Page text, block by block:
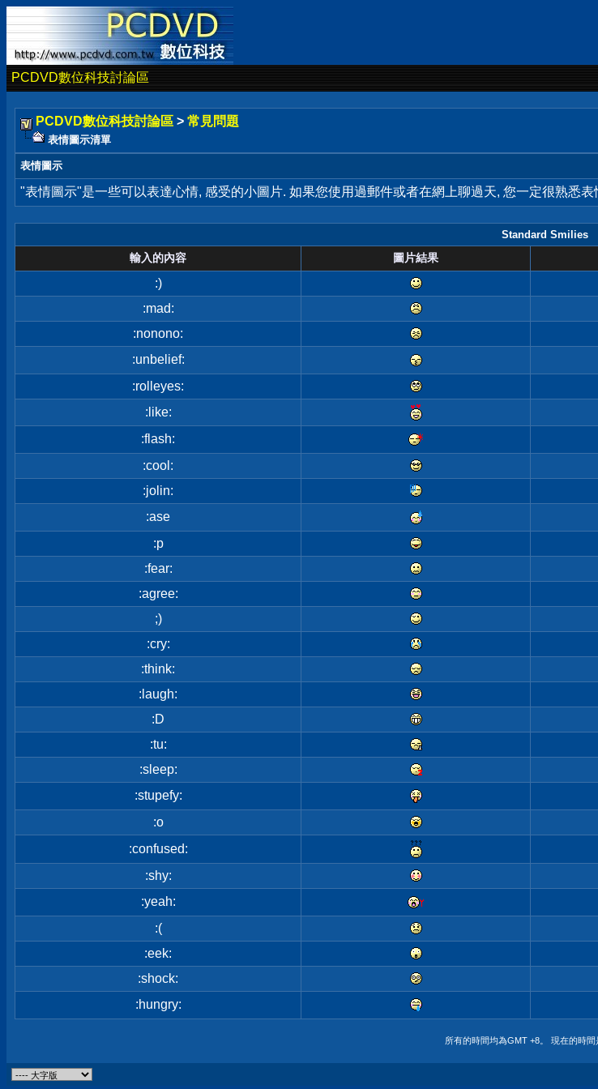
PCDVD數位科技討論區
PCDVD數位科技討論區 > 常見問題
表情圖示清單
表情圖示
"表情圖示"是一些可以表達心情, 感受的小圖片. 如果您使用過郵件或者在網上聊過天, 您一定很熟悉
Standard Smilies
輸入的內容 圖片結果
:)
:mad:
:nonono:
:unbelief:
:rolleyes:
:like:
:flash:
:cool:
:jolin:
:ase
:p
:fear:
:agree:
;)
:cry:
:think:
:laugh:
:D
:tu:
:sleep:
:stupefy:
:o
:confused:
:shy:
:yeah:
:(
:eek:
:shock:
:hungry:
所有的時間均為GMT +8。 現在的時間